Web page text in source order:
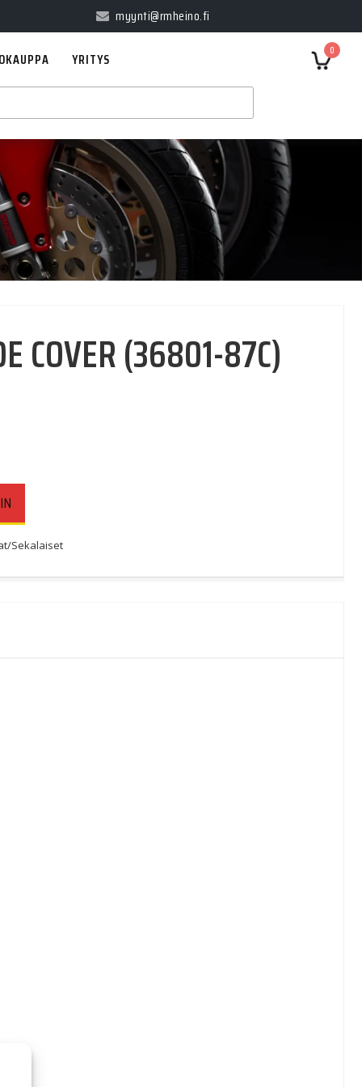
myynti@rmheino.fi
0
YRITYS
COVER (36801-87C)
Sekalaiset